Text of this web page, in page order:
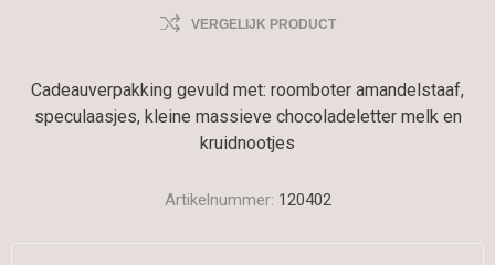
VERGELIJK PRODUCT
Cadeauverpakking gevuld met: roomboter amandelstaaf,
speculaasjes, kleine massieve chocoladeletter melk en
kruidnootjes
Artikelnummer: 120402